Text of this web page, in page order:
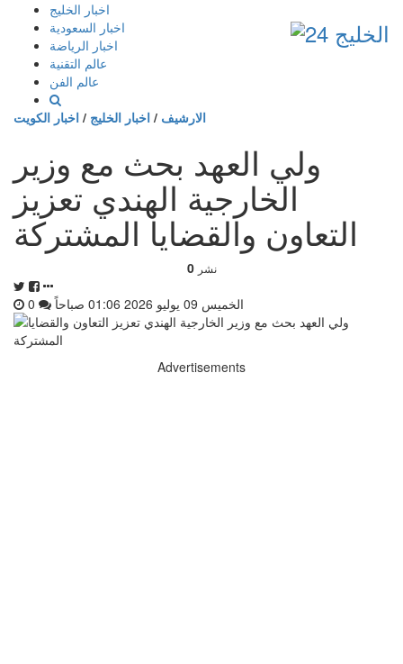
إذهب
المحتوى
اخبار الخليج
اخبار السعودية
اخبار الرياضة
عالم التقنية
عالم الفن
الارشيف / اخبار الخليج / اخبار الكويت
ولي العهد بحث مع وزير
الخارجية الهندي تعزيز
التعاون والقضايا المشتركة
0 نشر
الخميس 09 يوليو 2026 01:06 صباحاً
Advertisements